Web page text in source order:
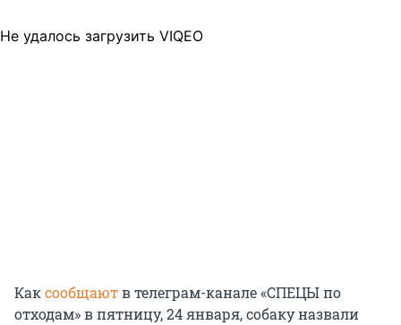
Не удалось загрузить VIQEO
Каксообщаютв телеграм-канале «СПЕЦЫ по
отходам» в пятницу, 24 января, собаку назвали